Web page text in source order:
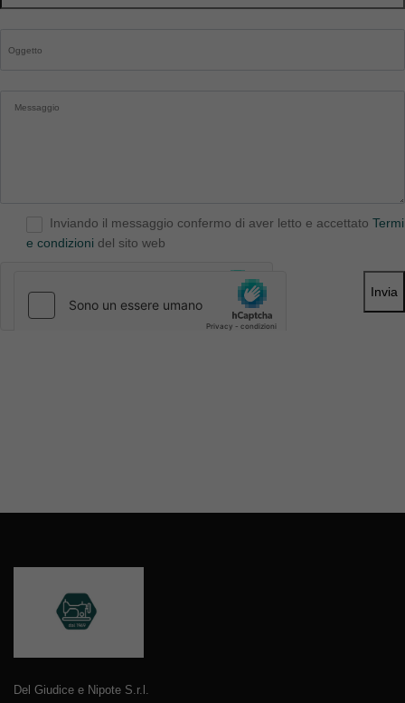
Inviando il messaggio confermo di aver letto e accettato
e condizioni del sito web
Invia
Del Giudice e Nipote S.r.l.